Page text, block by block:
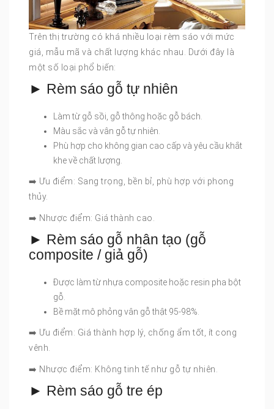
Trên thị trường có khá nhiều loại rèm sáo với mức
giá, mẫu mã và chất lượng khác nhau. Dưới đây là
một số loại phổ biến:
► Rèm sáo gỗ tự nhiên
Làm từ gỗ sồi, gỗ thông hoặc gỗ bách.
Màu sắc và vân gỗ tự nhiên.
Phù hợp cho không gian cao cấp và yêu cầu khắt
khe về chất lượng.
➡️ Ưu điểm: Sang trọng, bền bỉ, phù hợp với phong
thủy.
➡️ Nhược điểm: Giá thành cao.
► Rèm sáo gỗ nhân tạo (gỗ
composite / giả gỗ)
Được làm từ nhựa composite hoặc resin pha bột
gỗ.
Bề mặt mô phỏng vân gỗ thật 95-98%.
➡️ Ưu điểm: Giá thành hợp lý, chống ẩm tốt, ít cong
vênh.
➡️ Nhược điểm: Không tinh tế như gỗ tự nhiên.
► Rèm sáo gỗ tre ép